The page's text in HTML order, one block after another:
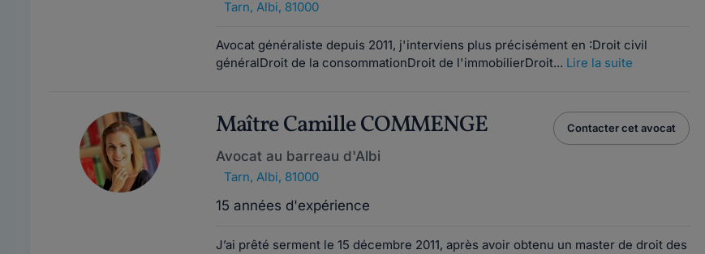
Tarn, Albi, 81000
Avocat généraliste depuis 2011, j'interviens plus précisément en :Droit civil
généralDroit de la consommationDroit de l'immobilierDroit... Lire la suite
Maître Camille COMMENGE
Avocat au barreau d'Albi
Tarn, Albi, 81000
15 années d'expérience
Contacter cet avocat
J’ai prêté serment le 15 décembre 2011, après avoir obtenu un master de droit des